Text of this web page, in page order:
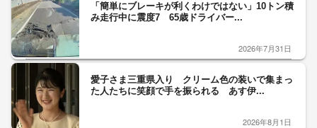
「簡単にブレーキが利くわけではない」10トン積
み走行中に震度7 65歳ドライバー...
2026年7月31日
愛子さま三重県入り クリーム色の装いで集まっ
た人たちに笑顔で手を振られる あす伊...
2026年8月1日